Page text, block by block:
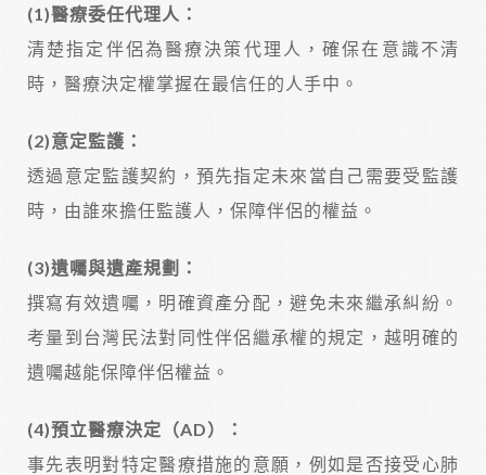
(1)醫療委任代理人：
清楚指定伴侶為醫療決策代理人，確保在意識不清
時，醫療決定權掌握在最信任的人手中。
(2)意定監護：
透過意定監護契約，預先指定未來當自己需要受監護
時，由誰來擔任監護人，保障伴侶的權益。
(3)遺囑與遺產規劃：
撰寫有效遺囑，明確資產分配，避免未來繼承糾紛。
考量到台灣民法對同性伴侶繼承權的規定，越明確的
遺囑越能保障伴侶權益。
(4)預立醫療決定（AD）：
事先表明對特定醫療措施的意願，例如是否接受心肺